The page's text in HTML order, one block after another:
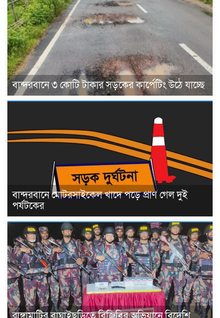
বান্দরবানে ৩ কোটি টাকার সড়কের কার্পেটিং উঠে যাচ্ছে
বান্দরবানে মোটরসাইকেল খাদে পড়ে প্রাণ গেল দুই
পর্যটকের